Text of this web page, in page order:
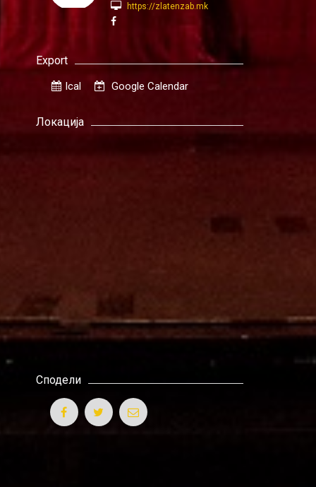
https://zlatenzab.mk
Export
Ical Google Calendar
Локација
Сподели